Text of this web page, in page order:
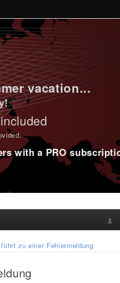
vacation...
.
with a PRO
zu einer Fehlermeldung